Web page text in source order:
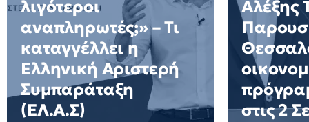
λιγότεροι
αναπληρωτές;» – Τι
καταγγέλλει η
Ελληνική Αριστερή
Συμπαράταξη
(ΕΛ.Α.Σ)
Αλέξης
στις 2